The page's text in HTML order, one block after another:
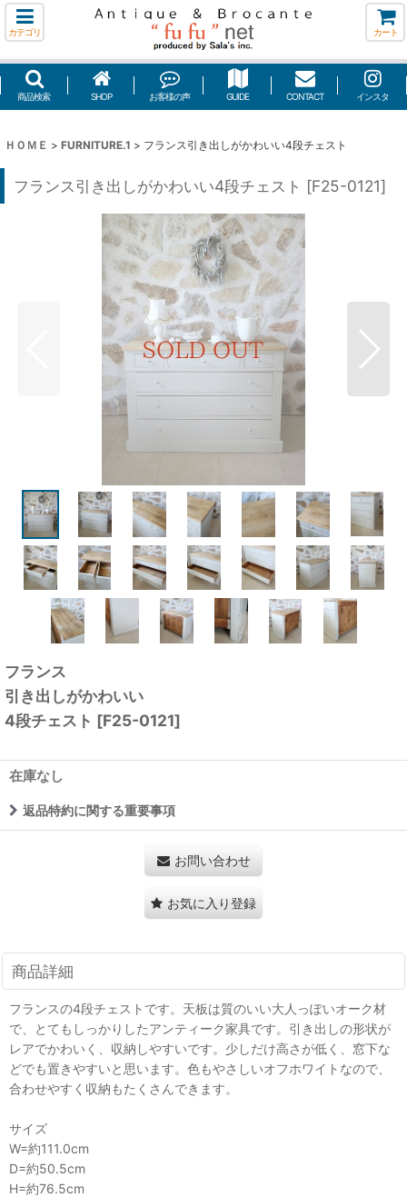
カテゴリ カート
商品検索 SHOP お客様の声 GUIDE CONTACT インスタ
ＨＯＭＥ > FURNITURE.1 > フランス引き出しがかわいい4段チェスト
フランス引き出しがかわいい4段チェスト [F25-0121]
フランス
引き出しがかわいい
4段チェスト [F25-0121]
在庫なし
返品特約に関する重要事項
お問い合わせ
お気に入り登録
商品詳細
フランスの4段チェストです。天板は質のいい大人っぽいオーク材
で、とてもしっかりしたアンティーク家具です。引き出しの形状が
レアでかわいく、収納しやすいです。少しだけ高さが低く、窓下な
どでも置きやすいと思います。色もやさしいオフホワイトなので、
合わせやすく収納もたくさんできます。
サイズ
W=約111.0cm
D=約50.5cm
H=約76.5cm